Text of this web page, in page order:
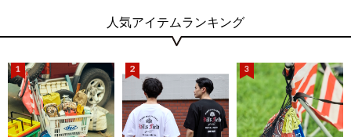
人気アイテムランキング